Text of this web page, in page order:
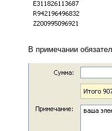
В примечании